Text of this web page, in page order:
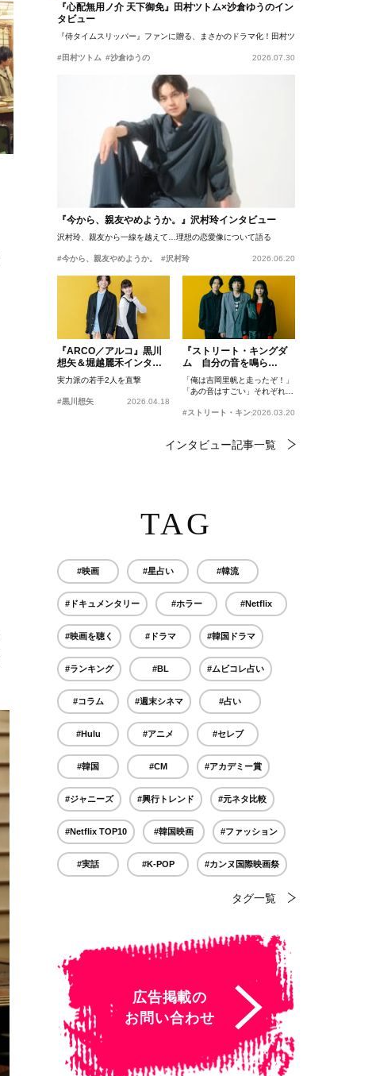
『心配無用ノ介 天下御免』田村ツトム×沙倉ゆうのイン
タビュー
『侍タイムスリッパー』ファンに贈る、まさかのドラマ化！田村ツトム×沙倉ゆうのが語
#田村ツトム #沙倉ゆうの 2026.07.30
『今から、親友やめようか。』沢村玲インタビュー
沢村玲、親友から一線を越えて…理想の恋愛像について語る
#今から、親友やめようか。 #沢村玲 2026.06.20
『ARCO／アルコ』黒川
想矢＆堀越麗禾インタビ
ュー
実力派の若手2人を直撃
#黒川想矢 2026.04.18
『ストリート・キングダ
ム 自分の音を鳴ら
せ。』峯田和伸、若葉竜
也、吉岡里帆インタビュ
ー
「俺は吉岡里帆と走ったぞ！」
「あの音はすごい」それぞれの
#ストリート・キングダム 自分の音を鳴らせ。
2026.03.20
インタビュー記事一覧
TAG
#映画 #星占い #韓流
#ドキュメンタリー #ホラー #Netflix
#映画を聴く #ドラマ #韓国ドラマ
#ランキング #BL #ムビコレ占い
#コラム #週末シネマ #占い
#Hulu #アニメ #セレブ
#韓国 #CM #アカデミー賞
#ジャニーズ #興行トレンド #元ネタ比較
#Netflix TOP10 #韓国映画 #ファッション
#実話 #K-POP #カンヌ国際映画祭
タグ一覧
広告掲載の
お問い合わせ